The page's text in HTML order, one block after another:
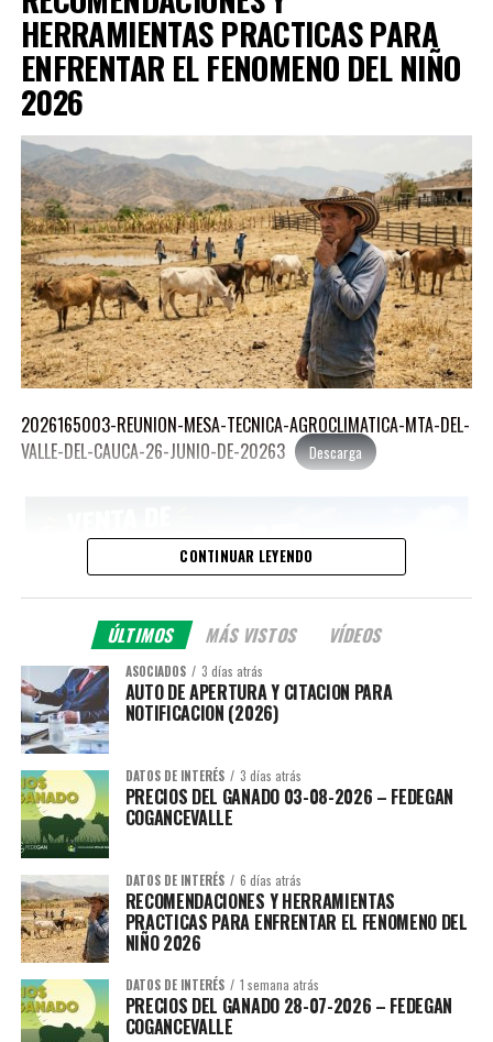
MEJIA-SIERRA-REINA-LUCIA-1 Descarga
MORALES-AGUDELO-JORGE-ANDRES-1
OROZCO-ZAPATA-PAULO-ANDRES-1 Descarga
PEDROZA-LOZANO-LEON-MARIA-1 Descarga
RAMIREZ-SANCHEZ-PAOLA-ANDREA-1 Descarga
RODRIGUEZ-CORTES-MARCO-AURELIO-1 Descarga
HERRAMIENTAS PRACTICAS PARA
ENFRENTAR EL FENOMENO DEL NIÑO
2026
2026165003-REUNION-MESA-TECNICA-AGROCLIMATICA-MTA-DEL-
VALLE-DEL-CAUCA-26-JUNIO-DE-20263
Descarga
CONTINUAR LEYENDO
ÚLTIMOS MÁS VISTOS VÍDEOS
ASOCIADOS 3 días atrás
AUTO DE APERTURA Y CITACION PARA
NOTIFICACION (2026)
DATOS DE INTERÉS 3 días atrás
PRECIOS DEL GANADO 03-08-2026 – FEDEGAN
COGANCEVALLE
DATOS DE INTERÉS 6 días atrás
RECOMENDACIONES Y HERRAMIENTAS
PRACTICAS PARA ENFRENTAR EL FENOMENO DEL
NIÑO 2026
DATOS DE INTERÉS 1 semana atrás
PRECIOS DEL GANADO 28-07-2026 – FEDEGAN
COGANCEVALLE